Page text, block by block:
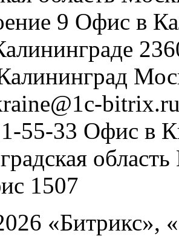
9 Офис в
55-33 Офис в
область
1507
«Битрикс»,